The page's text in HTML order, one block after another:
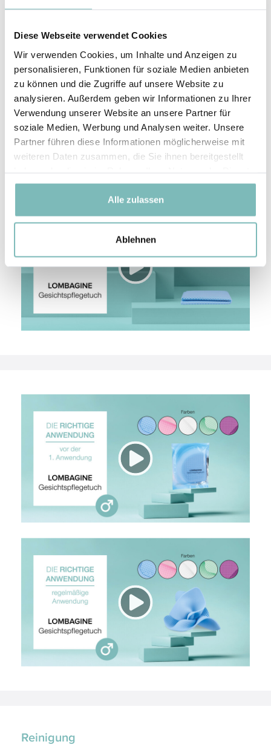
Diese Webseite verwendet Cookies
Wir verwenden Cookies, um Inhalte und Anzeigen zu
personalisieren, Funktionen für soziale Medien anbieten
zu können und die Zugriffe auf unsere Website zu
analysieren. Außerdem geben wir Informationen zu Ihrer
Verwendung unserer Website an unsere Partner für
soziale Medien, Werbung und Analysen weiter. Unsere
Partner führen diese Informationen möglicherweise mit
weiteren Daten zusammen, die Sie ihnen bereitgestellt
gesammelt haben.
Alle zulassen
Ablehnen
Reinigung